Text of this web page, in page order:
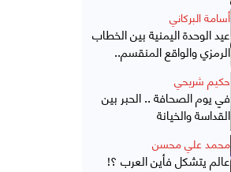
أسامة البركاني
عيد الوحدة اليمنية بين الخطاب
الرمزي والواقع المنقسم..
حكيم شريحي
في يوم الصحافة .. الحبر بين
القداسة والخيانة
محمد علي محسن
عالم يتشكل فأين العرب ؟!